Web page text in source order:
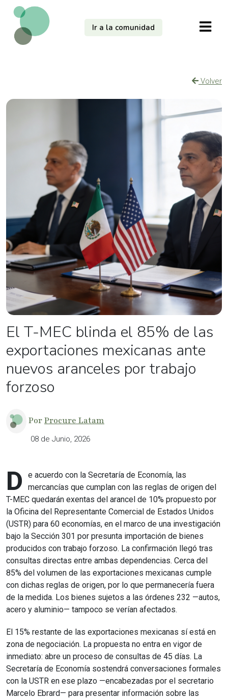
Ir a la comunidad
Volver
El T-MEC blinda el 85% de las
exportaciones mexicanas ante
nuevos aranceles por trabajo
forzoso
PorProcure Latam
08 de Junio, 2026
D
e acuerdo con la Secretaría de Economía, las
mercancías que cumplan con las reglas de origen del
T-MEC quedarán exentas del arancel de 10% propuesto por
la Oficina del Representante Comercial de Estados Unidos
(USTR) para 60 economías, en el marco de una investigación
bajo la Sección 301 por presunta importación de bienes
producidos con trabajo forzoso. La confirmación llegó tras
consultas directas entre ambas dependencias. Cerca del
85% del volumen de las exportaciones mexicanas cumple
con dichas reglas de origen, por lo que permanecería fuera
de la medida. Los bienes sujetos a las órdenes 232 —autos,
acero y aluminio— tampoco se verían afectados.
El 15% restante de las exportaciones mexicanas sí está en
zona de negociación. La propuesta no entra en vigor de
inmediato: abre un proceso de consultas de 45 días. La
Secretaría de Economía sostendrá conversaciones formales
con la USTR en ese plazo —encabezadas por el secretario
Marcelo Ebrard— para presentar información sobre las